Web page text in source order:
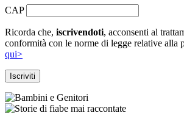
CAP
Ricorda che, iscrivendoti, acconsenti al
conformità con le norme di legge relative alla
qui>